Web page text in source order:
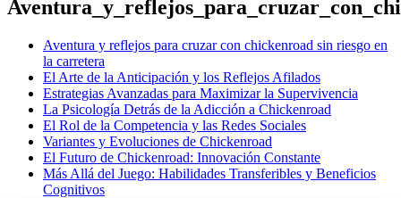
Aventura y reflejos para cruzar con chickenroad sin riesgo en
la carretera
El Arte de la Anticipación y los Reflejos Afilados
Estrategias Avanzadas para Maximizar la Supervivencia
La Psicología Detrás de la Adicción a Chickenroad
El Rol de la Competencia y las Redes Sociales
Variantes y Evoluciones de Chickenroad
El Futuro de Chickenroad: Innovación Constante
Más Allá del Juego: Habilidades Transferibles y Beneficios
Cognitivos